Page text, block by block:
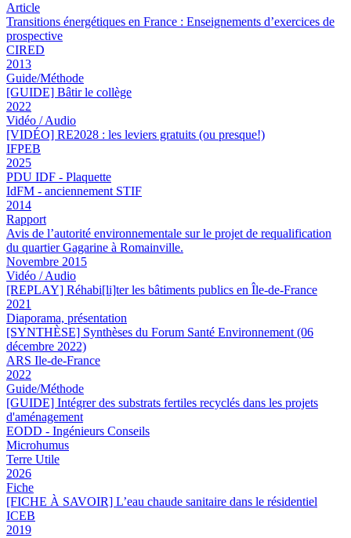
Article
Transitions énergétiques en France : Enseignements d’exercices de
prospective
CIRED
2013
Guide/Méthode
[GUIDE] Bâtir le collège
2022
Vidéo / Audio
[VIDÉO] RE2028 : les leviers gratuits (ou presque!)
IFPEB
2025
PDU IDF - Plaquette
IdFM - anciennement STIF
2014
Rapport
Avis de l’autorité environnementale sur le projet de requalification
du quartier Gagarine à Romainville.
Novembre 2015
Vidéo / Audio
[REPLAY] Réhabi[li]ter les bâtiments publics en Île-de-France
2021
Diaporama, présentation
[SYNTHÈSE] Synthèses du Forum Santé Environnement (06
décembre 2022)
ARS Ile-de-France
2022
Guide/Méthode
[GUIDE] Intégrer des substrats fertiles recyclés dans les projets
d'aménagement
EODD - Ingénieurs Conseils
Microhumus
Terre Utile
2026
Fiche
[FICHE À SAVOIR] L’eau chaude sanitaire dans le résidentiel
ICEB
2019